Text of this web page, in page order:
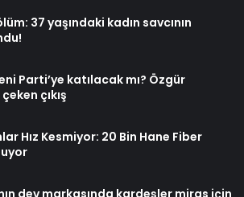
37 yaşındaki kadın savcının
Parti’ye katılacak mı? Özgür
çıkış
Hız Kesmiyor: 20 Bin Hane Fiber
dev markasında kardeşler miras için